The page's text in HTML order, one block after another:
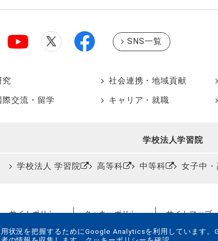
状況を把握するためにGoogle Analyticsを利用しています。
SNS一覧
究 社会連携・地域貢献
際交流・留学 キャリア・就職
学校法人学習院
学校法人 学習院 高等科 中等科 女子中
サイトポリシー クッキーポリシー サイトマップ